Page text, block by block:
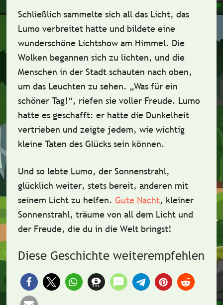
Schließlich sammelte sich all das Licht, das
Lumo verbreitet hatte und bildete eine
wunderschöne Lichtshow am Himmel. Die
Wolken begannen sich zu lichten, und die
Menschen in der Stadt schauten nach oben,
um das Leuchten zu sehen. „Was für ein
schöner Tag!“, riefen sie voller Freude. Lumo
hatte es geschafft: er hatte die Dunkelheit
vertrieben und zeigte jedem, wie wichtig
kleine Taten des Glücks sein können.
Und so lebte Lumo, der Sonnenstrahl,
glücklich weiter, stets bereit, anderen mit
seinem Licht zu helfen. Gute Nacht, kleiner
Sonnenstrahl, träume von all dem Licht und
der Freude, die du in die Welt bringst!
Diese Geschichte weiterempfehlen